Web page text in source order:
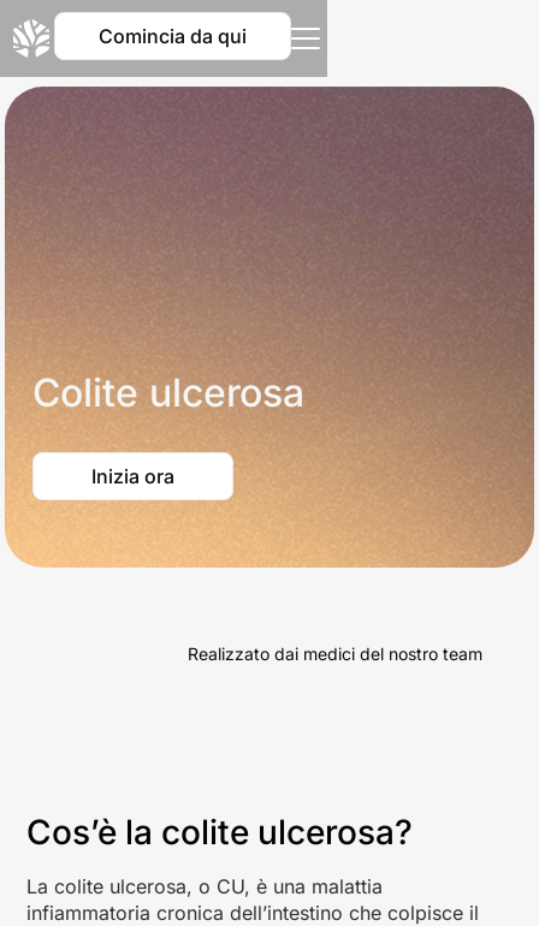
Comincia da qui
Colite ulcerosa
Inizia ora
Realizzato dai medici del nostro team
Cos’è la colite ulcerosa?
La colite ulcerosa, o CU, è una malattia
infiammatoria cronica dell’intestino che colpisce il